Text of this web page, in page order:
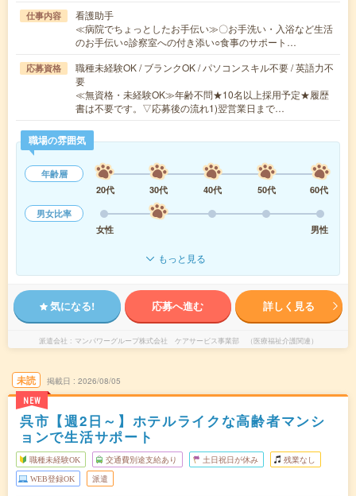
仕事内容
看護助手
≪病院でちょっとしたお手伝い≫〇お手洗い・入浴など生活
のお手伝い○診察室への付き添い○食事のサポート…
応募資格
職種未経験OK / ブランクOK / パソコンスキル不要 / 英語力不
要
≪無資格・未経験OK≫年齢不問★10名以上採用予定★履歴
書は不要です。▽応募後の流れ1)翌営業日まで…
職場の雰囲気
年齢層
20代
30代 40代 50代
60代
男女比率
女性
男性
もっと見る
気になる! 応募へ進む 詳しく見る
派遣会社 マンパワーグループ株式会社 ケアサービス事業部 （医療福祉介護関連）
未読
NEW
掲載日 2026/08/05
呉市【週2日～】ホテルライクな高齢者マンシ
ョンで生活サポート
職種未経験OK 交通費別途支給あり 土日祝日が休み 残業なし
WEB登録OK 派遣